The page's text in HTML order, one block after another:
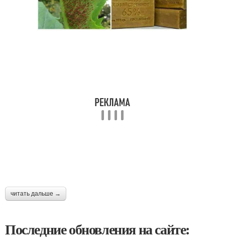
читать дальше →
Последние обновления на сайте: